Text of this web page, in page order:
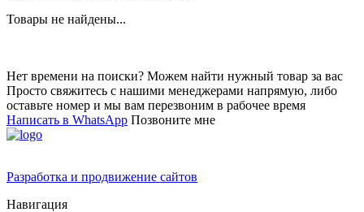
Товары не найдены...
Нет времени на поиски? Можем найти нужный товар за вас
Просто свяжитесь с нашими менеджерами напрямую, либо
оставьте номер и мы вам перезвоним в рабочее время
Написать в WhatsApp Позвоните мне
Разработка и продвижение сайтов
Навигация